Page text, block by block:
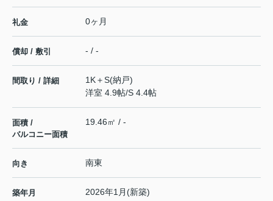
礼金 0ヶ月
償却 / 敷引 - / -
間取り / 詳細
1K＋S(納戸)
洋室 4.9帖/S 4.4帖
面積 /
バルコニー面積
19.46㎡ / -
向き 南東
築年月 2026年1月(新築)